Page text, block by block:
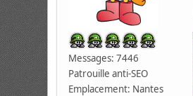
Messages: 7446
Patrouille anti-SEO
Emplacement: Nantes